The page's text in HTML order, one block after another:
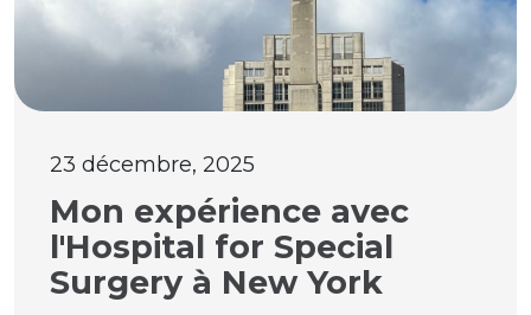
23 décembre, 2025
Mon expérience avec
l'Hospital for Special
Surgery à New York